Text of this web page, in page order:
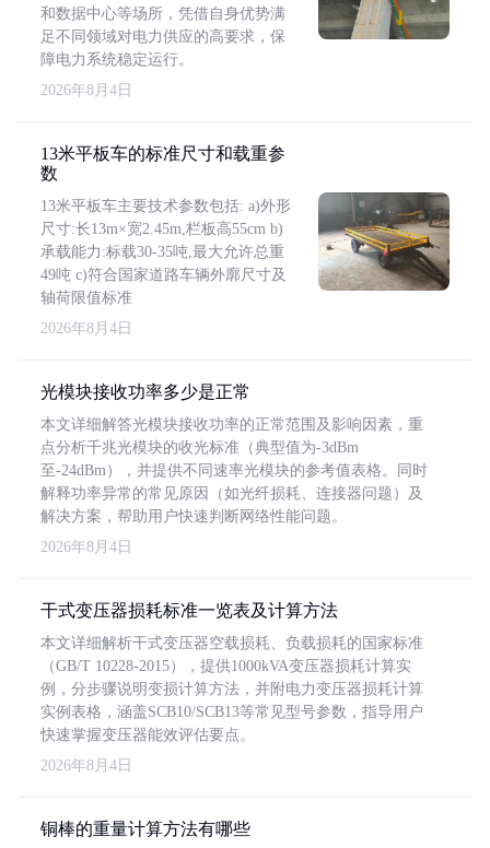
和数据中心等场所，凭借自身优势满
足不同领域对电力供应的高要求，保
障电力系统稳定运行。
2026年8月4日
13米平板车的标准尺寸和载重参
数
13米平板车主要技术参数包括: a)外形
尺寸:长13m×宽2.45m,栏板高55cm b)
承载能力:标载30-35吨,最大允许总重
49吨 c)符合国家道路车辆外廓尺寸及
轴荷限值标准
2026年8月4日
光模块接收功率多少是正常
本文详细解答光模块接收功率的正常范围及影响因素，重
点分析千兆光模块的收光标准（典型值为-3dBm
至-24dBm），并提供不同速率光模块的参考值表格。同时
解释功率异常的常见原因（如光纤损耗、连接器问题）及
解决方案，帮助用户快速判断网络性能问题。
2026年8月4日
干式变压器损耗标准一览表及计算方法
本文详细解析干式变压器空载损耗、负载损耗的国家标准
（GB/T 10228-2015），提供1000kVA变压器损耗计算实
例，分步骤说明变损计算方法，并附电力变压器损耗计算
实例表格，涵盖SCB10/SCB13等常见型号参数，指导用户
快速掌握变压器能效评估要点。
2026年8月4日
铜棒的重量计算方法有哪些